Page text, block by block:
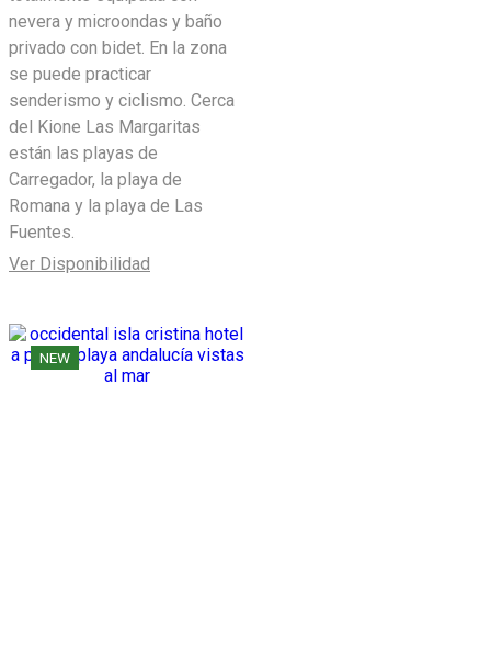
nevera y microondas y baño
privado con bidet. En la zona
se puede practicar
senderismo y ciclismo. Cerca
del Kione Las Margaritas
están las playas de
Carregador, la playa de
Romana y la playa de Las
Fuentes.
Ver Disponibilidad
NEW